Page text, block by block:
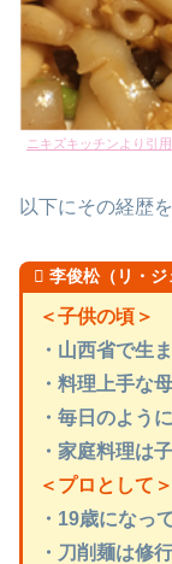
ニキズキッチンより引用
以下にその経歴
李俊松（リ・
＜子供の頃＞
・山西省で生
・料理上手な
・毎日のよう
・家庭料理は
＜プロとして＞
・19歳になっ
・刀削麺は修